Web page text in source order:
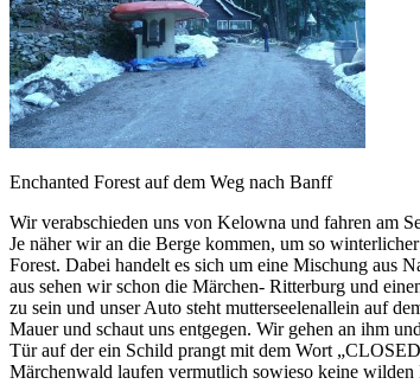
Enchanted Forest auf dem Weg nach Banff
Wir verabschieden uns von Kelowna und fahren am
Je näher wir an die Berge kommen, um so
Forest. Dabei handelt es sich um eine Mischung aus
aus sehen wir schon die Märchen- Ritterburg und
zu sein und unser Auto steht mutterseelenallein auf
Mauer und schaut uns entgegen. Wir gehen an ihm
Tür auf der ein Schild prangt mit dem Wort
Märchenwald laufen vermutlich sowieso keine